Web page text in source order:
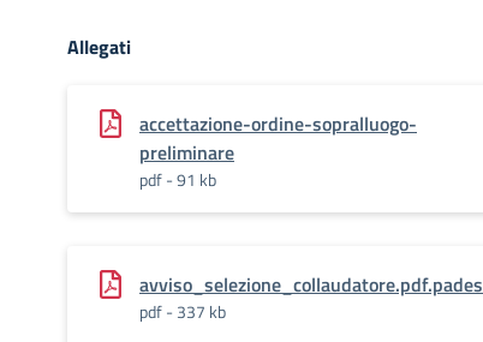
Allegati
accettazione-ordine-sopralluogo-
preliminare
pdf - 91 kb
avviso_selezione_collaudatore.pdf.pades_
pdf - 337 kb